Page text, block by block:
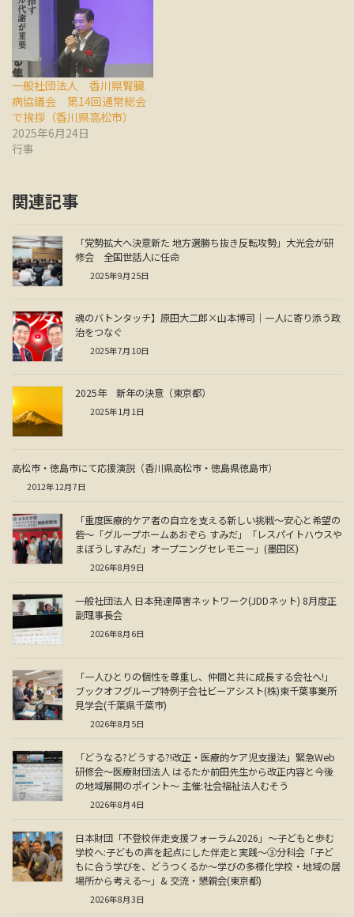
一般社団法人 香川県腎臓
病協議会 第14回通常総会
で挨拶（香川県高松市）
2025年6月24日
行事
関連記事
「党勢拡大へ決意新た 地方選勝ち抜き反転攻勢」大光会が研
修会 全国世話人に任命
2025年9月25日
魂のバトンタッチ】原田大二郎×山本博司｜一人に寄り添う政
治をつなぐ
2025年7月10日
2025年 新年の決意（東京都）
2025年1月1日
高松市・徳島市にて応援演説（香川県高松市・徳島県徳島市）
2012年12月7日
「重度医療的ケア者の自立を支える新しい挑戦～安心と希望の
砦～「グループホームあおぞら すみだ」「レスパイトハウスや
まぼうしすみだ」オープニングセレモニー」(墨田区)
2026年8月9日
一般社団法人 日本発達障害ネットワーク(JDDネット) 8月度正
副理事長会
2026年8月6日
「一人ひとりの個性を尊重し、仲間と共に成長する会社へ!」
ブックオフグループ特例子会社ビーアシスト(株)東千葉事業所
見学会(千葉県千葉市)
2026年8月5日
「どうなる?どうする?!改正・医療的ケア児支援法」緊急Web
研修会～医療財団法人 はるたか前田先生から改正内容と今後
の地域展開のポイント～ 主催:社会福祉法人むそう
2026年8月4日
日本財団「不登校伴走支援フォーラム2026」～子どもと歩む
学校へ:子どもの声を起点にした伴走と実践～③分科会「子ど
もに合う学びを、どうつくるか～学びの多様化学校・地域の居
場所から考える～」& 交流・懇親会(東京都)
2026年8月3日